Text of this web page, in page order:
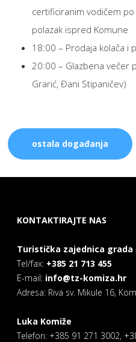
certificiranim vodičem
polazak ispred Komune
18:00 – Prodaja kolača i
20:00 – Glazbena večer
Grarić, Đani Stipaničev)
ostala događanja
KONTAKTIRAJTE NAS
Turistička zajednica grada
Tel/fax: +385 21 713 455
E-mail: info@tz-komiza.hr
Adresa: Riva sv. Mikule 16,
Luka Komiže
Telefon: +385 91 271 3002,